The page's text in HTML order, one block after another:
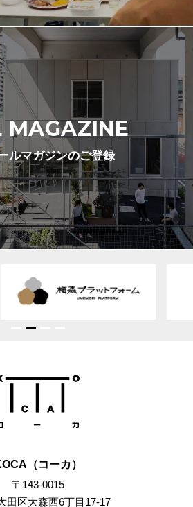
MAGAZINE
ルマガジンのご登録
（コーカ）
〒143-0015
田区大森西6丁目17-17